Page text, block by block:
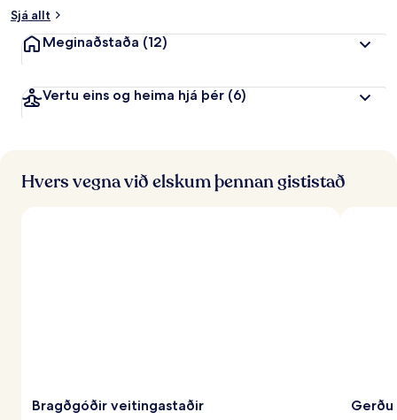
Sjá allt
Meginaðstaða (12)
Vertu eins og heima hjá þér (6)
Hvers vegna við elskum þennan gististað
Bragðgóðir veitingastaðir